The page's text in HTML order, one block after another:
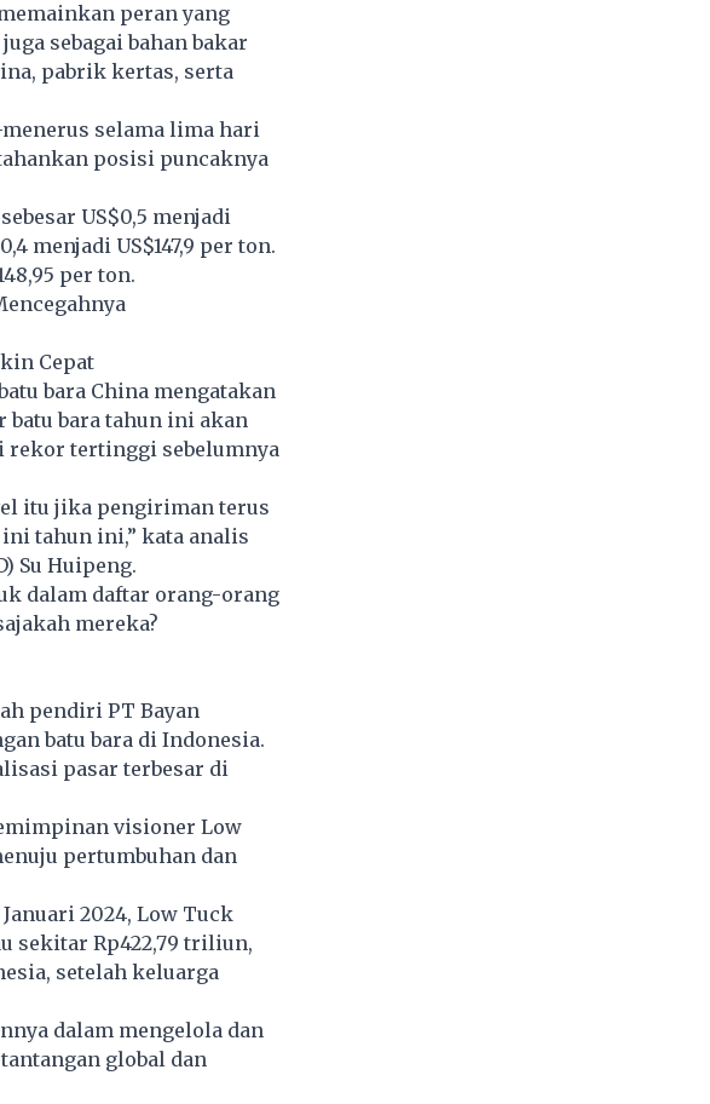
peran yang
sebagai bahan bakar
pabrik kertas, serta
selama lima hari
posisi puncaknya
US$0,5 menjadi
menjadi US$147,9 per ton.
per ton.
Cepat
bara China mengatakan
batu bara tahun ini akan
rekor tertinggi sebelumnya
itu jika pengiriman terus
tahun ini,” kata analis
Su Huipeng.
dalam daftar orang-orang
mereka?
pendiri PT Bayan
batu bara di Indonesia.
pasar terbesar di
visioner Low
pertumbuhan dan
2024, Low Tuck
sekitar Rp422,79 triliun,
setelah keluarga
dalam mengelola dan
global dan